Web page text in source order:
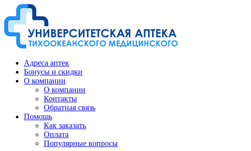
Адреса аптек
Бонусы и скидки
О компании
О компании
Контакты
Обратная связь
Помощь
Как заказать
Оплата
Популярные вопросы